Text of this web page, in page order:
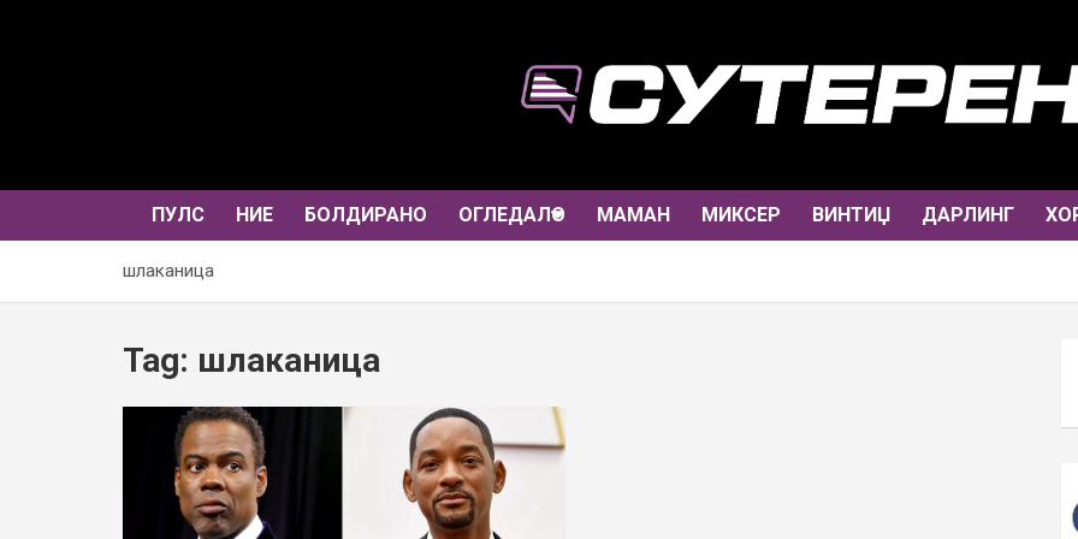
ПУЛС НИЕ БОЛДИРАНО ОГЛЕДАЛО МАМАН МИКСЕР ВИНТИЏ ДАРЛИНГ
шлаканица
Tag: шлаканица